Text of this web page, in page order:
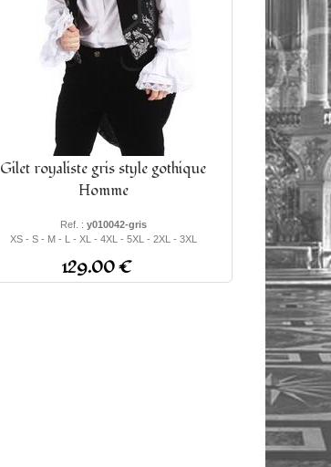
Gilet royaliste gris style gothique
Homme
Ref. : y010042-gris
XS - S - M - L - XL - 4XL - 5XL - 2XL - 3XL
129.00 €